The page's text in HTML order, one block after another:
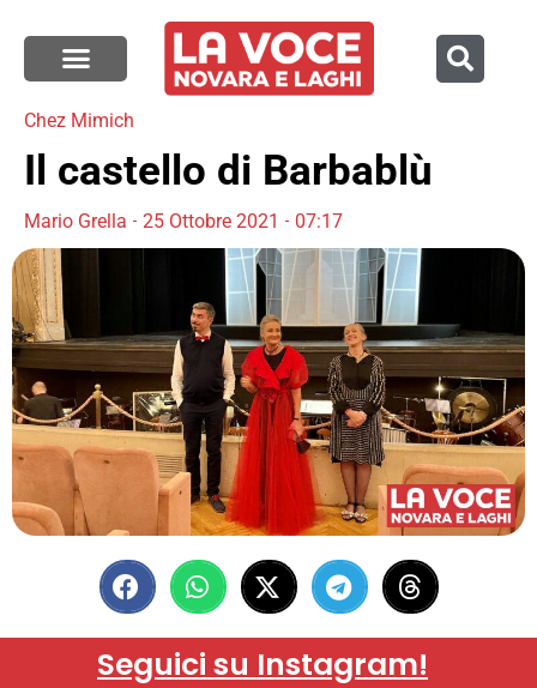
Chez Mimich
Il castello di Barbablù
Mario Grella 25 Ottobre 2021 07:17
Seguici su Instagram!